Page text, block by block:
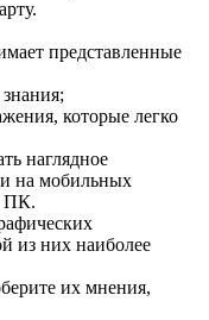
представленные
которые легко
наглядное
на мобильных
ПК.
из них наиболее
их мнения,